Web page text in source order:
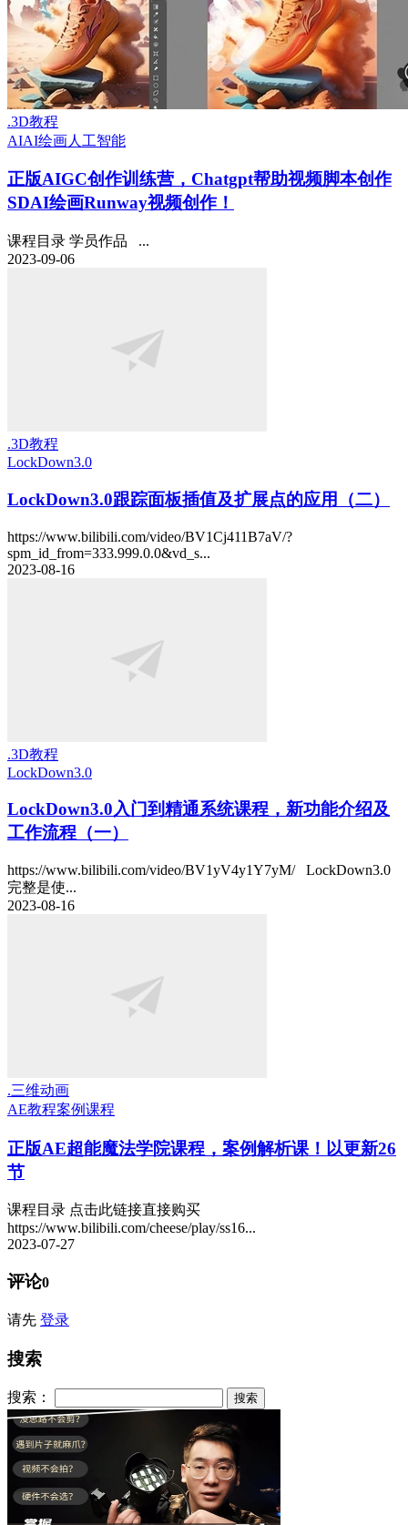
.3D教程
AIAI绘画人工智能
正版AIGC创作训练营，Chatgpt帮助视频脚本创作
SDAI绘画Runway视频创作！
课程目录 学员作品 ...
2023-09-06
.3D教程
LockDown3.0
LockDown3.0跟踪面板插值及扩展点的应用（二）
https://www.bilibili.com/video/BV1Cj411B7aV/?
spm_id_from=333.999.0.0&vd_s...
2023-08-16
.3D教程
LockDown3.0
LockDown3.0入门到精通系统课程，新功能介绍及
工作流程（一）
https://www.bilibili.com/video/BV1yV4y1Y7yM/ LockDown3.0
完整是使...
2023-08-16
.三维动画
AE教程案例课程
正版AE超能魔法学院课程，案例解析课！以更新26
节
课程目录 点击此链接直接购买
https://www.bilibili.com/cheese/play/ss16...
2023-07-27
评论0
请先 登录
搜索
搜索：